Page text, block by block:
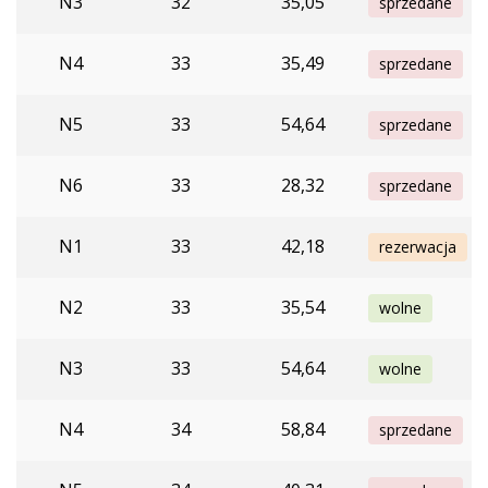
N4 33 35,49 sprzedane
N5 33 54,64 sprzedane
N6 33 28,32 sprzedane
N1 33 42,18 rezerwacja
N2 33 35,54 wolne
N3 33 54,64 wolne
N4 34 58,84 sprzedane